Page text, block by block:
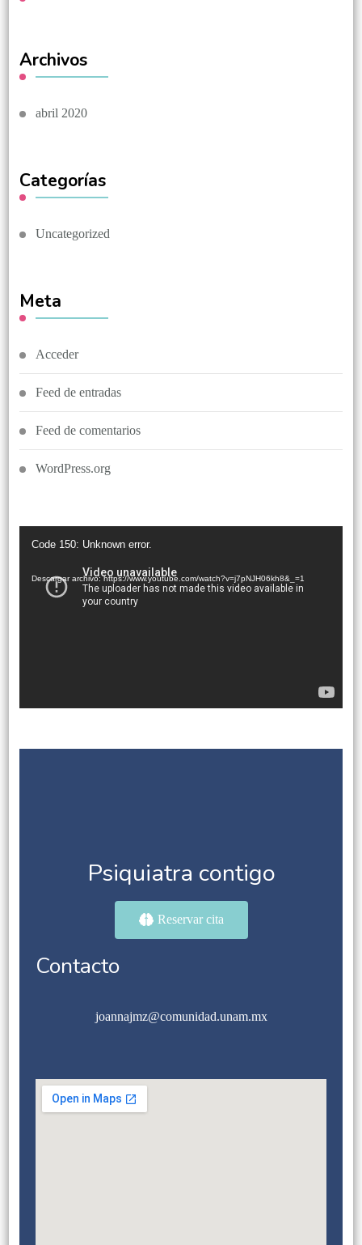
Archivos
abril 2020
Categorías
Uncategorized
Meta
Acceder
Feed de entradas
Feed de comentarios
WordPress.org
vídeo
Code 150: Unknown error.
Descargar archivo: https://www.youtube.com/watch?v=j7pNJH06kh8&_=1
Psiquiatra contigo
Reservar cita
Contacto
joannajmz@comunidad.unam.mx